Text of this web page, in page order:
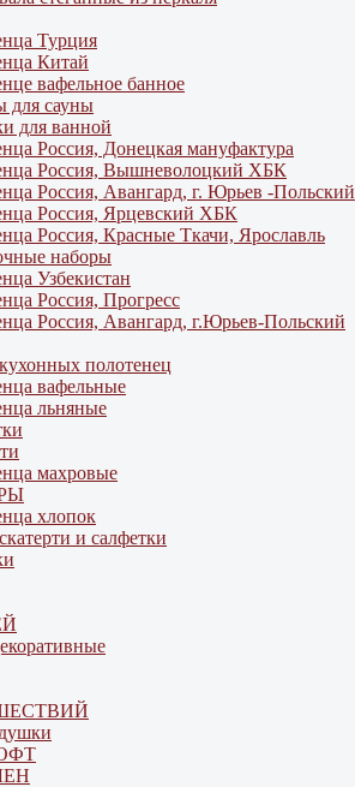
Турция
Китай
вафельное банное
для сауны
для ванной
Россия, Донецкая мануфактура
Россия, Вышневолоцкий ХБК
Россия, Авангард, г. Юрьев -Польский
Россия, Ярцевский ХБК
Россия, Красные Ткачи, Ярославль
наборы
Узбекистан
Россия, Прогресс
Россия, Авангард, г.Юрьев-Польский
полотенец
вафельные
льняные
махровые
хлопок
и салфетки